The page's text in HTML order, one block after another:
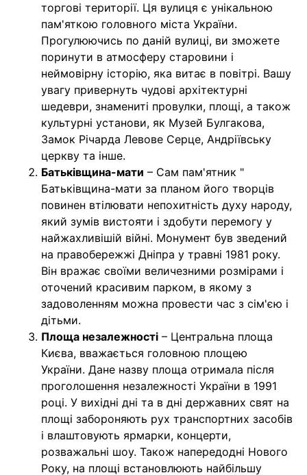
торгові території. Ця вулиця є унікальною
пам'яткою головного міста України.
Прогулюючись по даній вулиці, ви зможете
поринути в атмосферу старовини і
неймовірну історію, яка витає в повітрі. Вашу
увагу привернуть чудові архітектурні
шедеври, знамениті провулки, площі, а також
культурні установи, як Музей Булгакова,
Замок Річарда Левове Серце, Андріївську
церкву та інше.
Батьківщина-мати – Сам пам'ятник "
Батьківщина-мати за планом його творців
повинен втілювати непохитність духу народу,
який зумів вистояти і здобути перемогу у
найжахливішій війні. Монумент був зведений
на правобережжі Дніпра у травні 1981 року.
Він вражає своїми величезними розмірами і
оточений красивим парком, в якому з
задоволенням можна провести час з сім'єю і
дітьми.
Площа незалежності – Центральна площа
Києва, вважається головною площею
України. Дане назву площа отримала після
проголошення незалежності України в 1991
році. У вихідні дні та в дні державних свят на
площі забороняють рух транспортних засобів
і влаштовують ярмарки, концерти,
розважальні шоу. Також напередодні Нового
Року, на площі встановлюють найбільшу